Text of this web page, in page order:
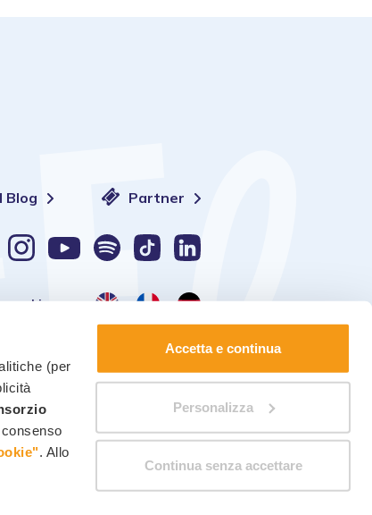
(per
. Allo
Accetta e continua
Personalizza
Continua senza accettare
Blog Partner
Lingua:
dei cookie Modifica consensi